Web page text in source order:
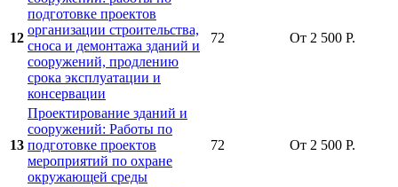
12
подготовке проектов
организации строительства,
сноса и демонтажа зданий и
сооружений, продлению
срока эксплуатации и
консервации
72 От 2 500 Р.
13
Проектирование зданий и
сооружений: Работы по
подготовке проектов
мероприятий по охране
окружающей среды
72 От 2 500 Р.